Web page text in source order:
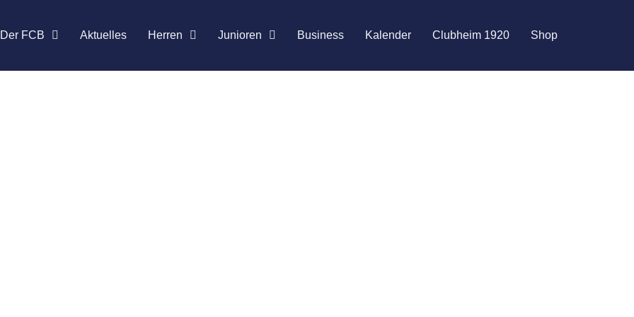
Der FCB Aktu­el­les Her­ren Junio­ren Busi­ness Kalen­der Club­heim 1920 Shop